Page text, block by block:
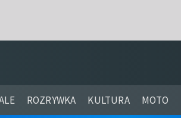
ROZRYWKA KULTURA MOTO